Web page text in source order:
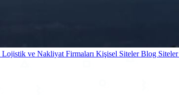
Lojistik ve Nakliyat Firmaları Kişisel SitelerBlog Siteler